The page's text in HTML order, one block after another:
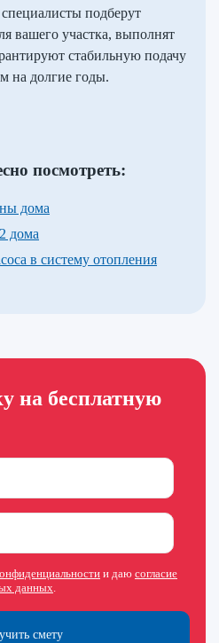
подберут
вашего участка, выполнят
стабильную подачу
на долгие годы.
посмотреть:
дома
дома
в систему отопления
на бесплатную
смету
и даю согласие
данных.